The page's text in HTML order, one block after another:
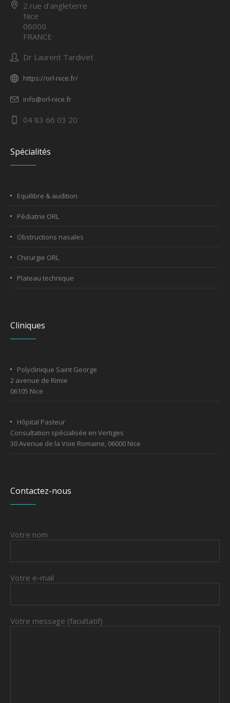
2 rue d'angleterre
Nice
06000
FRANCE
Dr Laurent Tardivet
https://orl-nice.fr/
info@orl-nice.fr
04 83 66 03 20
Spécialités
Equilibre & audition
Pédiatrie ORL
Obstructions nasales
Chirurgie ORL
Plateau technique
Cliniques
Polyclinique Saint George
2 avenue de Rimie
06105 Nice
Hôpital Pasteur
Consultation spécialisée en Vertiges
30 Avenue de la Voie Romaine, 06000 Nice
Contactez-nous
Votre nom
Votre e-mail
Votre message (facultatif)